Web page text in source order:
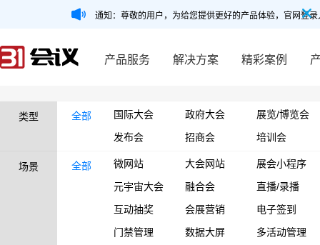
通知：尊敬的用户，为给您提供更好的产品体验，官网登
产品服务 解决方案 精彩案例
类型 全部 国际大会 政府大会
展览/博览会
发布会
招商会 培训会
场景 全部 微网站 大会网站
展会小程序
元宇宙大会
融合会
直播/录播
互动抽奖
会展营销
电子签到
门禁管理
数据大屏 多活动管理